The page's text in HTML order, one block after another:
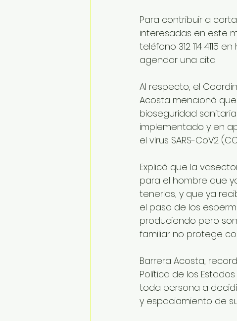
Para contribuir a
interesadas en este
teléfono 312 114 4115
agendar una cita.
Al respecto, el
Acosta mencionó
bioseguridad
implementado y en
el virus SARS-CoV2
Explicó que la
para el hombre que
tenerlos, y que ya
el paso de los
produciendo pero
familiar no protege
Barrera Acosta,
Política de los
toda persona a
y espaciamiento de